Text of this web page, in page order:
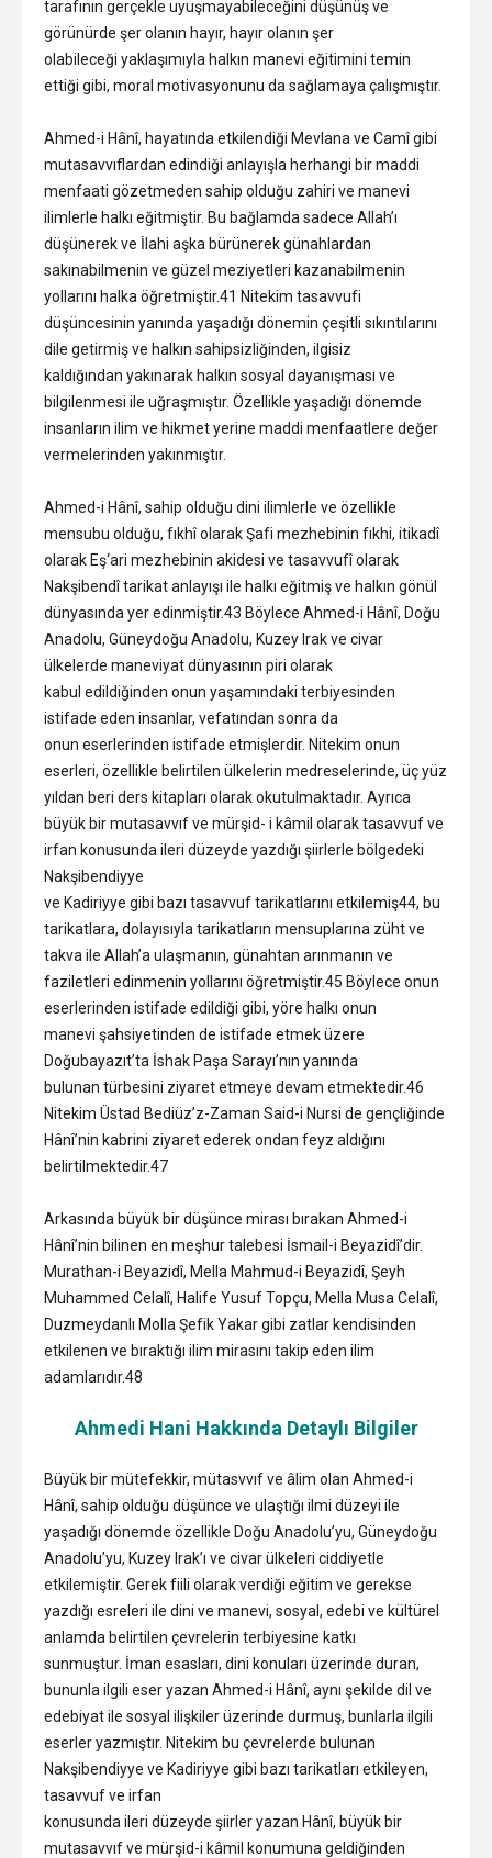
tarafının gerçekle uyuşmayabileceğini düşünüş ve
görünürde şer olanın hayır, hayır olanın şer
olabileceği yaklaşımıyla halkın manevi eğitimini temin
ettiği gibi, moral motivasyonunu da sağlamaya çalışmıştır.
Ahmed-i Hânî, hayatında etkilendiği Mevlana ve Camî gibi
mutasavvıflardan edindiği anlayışla herhangi bir maddi
menfaati gözetmeden sahip olduğu zahiri ve manevi
ilimlerle halkı eğitmiştir. Bu bağlamda sadece Allah’ı
düşünerek ve İlahi aşka bürünerek günahlardan
sakınabilmenin ve güzel meziyetleri kazanabilmenin
yollarını halka öğretmiştir.41 Nitekim tasavvufi
düşüncesinin yanında yaşadığı dönemin çeşitli sıkıntılarını
dile getirmiş ve halkın sahipsizliğinden, ilgisiz
kaldığından yakınarak halkın sosyal dayanışması ve
bilgilenmesi ile uğraşmıştır. Özellikle yaşadığı dönemde
insanların ilim ve hikmet yerine maddi menfaatlere değer
vermelerinden yakınmıştır.
Ahmed-i Hânî, sahip olduğu dini ilimlerle ve özellikle
mensubu olduğu, fıkhî olarak Şafi mezhebinin fıkhi, itikadî
olarak Eş‘ari mezhebinin akidesi ve tasavvufî olarak
Nakşibendî tarikat anlayışı ile halkı eğitmiş ve halkın gönül
dünyasında yer edinmiştir.43 Böylece Ahmed-i Hânî, Doğu
Anadolu, Güneydoğu Anadolu, Kuzey Irak ve civar
ülkelerde maneviyat dünyasının piri olarak
kabul edildiğinden onun yaşamındaki terbiyesinden
istifade eden insanlar, vefatından sonra da
onun eserlerinden istifade etmişlerdir. Nitekim onun
eserleri, özellikle belirtilen ülkelerin medreselerinde, üç yüz
yıldan beri ders kitapları olarak okutulmaktadır. Ayrıca
büyük bir mutasavvıf ve mürşid- i kâmil olarak tasavvuf ve
irfan konusunda ileri düzeyde yazdığı şiirlerle bölgedeki
Nakşibendiyye
ve Kadiriyye gibi bazı tasavvuf tarikatlarını etkilemiş44, bu
tarikatlara, dolayısıyla tarikatların mensuplarına züht ve
takva ile Allah’a ulaşmanın, günahtan arınmanın ve
faziletleri edinmenin yollarını öğretmiştir.45 Böylece onun
eserlerinden istifade edildiği gibi, yöre halkı onun
manevi şahsiyetinden de istifade etmek üzere
Doğubayazıt’ta İshak Paşa Sarayı’nın yanında
bulunan türbesini ziyaret etmeye devam etmektedir.46
Nitekim Üstad Bediüz’z-Zaman Said-i Nursi de gençliğinde
Hânî’nin kabrini ziyaret ederek ondan feyz aldığını
belirtilmektedir.47
Arkasında büyük bir düşünce mirası bırakan Ahmed-i
Hânî’nin bilinen en meşhur talebesi İsmail-i Beyazidî’dir.
Murathan-i Beyazidî, Mella Mahmud-i Beyazidî, Şeyh
Muhammed Celalî, Halife Yusuf Topçu, Mella Musa Celalî,
Duzmeydanlı Molla Şefik Yakar gibi zatlar kendisinden
etkilenen ve bıraktığı ilim mirasını takip eden ilim
adamlarıdır.48
Ahmedi Hani Hakkında Detaylı Bilgiler
Büyük bir mütefekkir, mütasvvıf ve âlim olan Ahmed-i
Hânî, sahip olduğu düşünce ve ulaştığı ilmi düzeyi ile
yaşadığı dönemde özellikle Doğu Anadolu’yu, Güneydoğu
Anadolu’yu, Kuzey Irak’ı ve civar ülkeleri ciddiyetle
etkilemiştir. Gerek fiili olarak verdiği eğitim ve gerekse
yazdığı esreleri ile dini ve manevi, sosyal, edebi ve kültürel
anlamda belirtilen çevrelerin terbiyesine katkı
sunmuştur. İman esasları, dini konuları üzerinde duran,
bununla ilgili eser yazan Ahmed-i Hânî, aynı şekilde dil ve
edebiyat ile sosyal ilişkiler üzerinde durmuş, bunlarla ilgili
eserler yazmıştır. Nitekim bu çevrelerde bulunan
Nakşibendiyye ve Kadiriyye gibi bazı tarikatları etkileyen,
tasavvuf ve irfan
konusunda ileri düzeyde şiirler yazan Hânî, büyük bir
mutasavvıf ve mürşid-i kâmil konumuna geldiğinden